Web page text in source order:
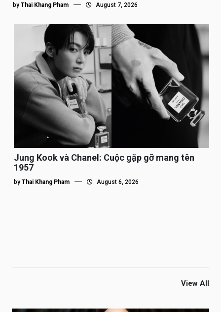
by Thai Khang Pham August 7, 2026
Jung Kook và Chanel: Cuộc gặp gỡ mang tên
1957
by Thai Khang Pham August 6, 2026
View All